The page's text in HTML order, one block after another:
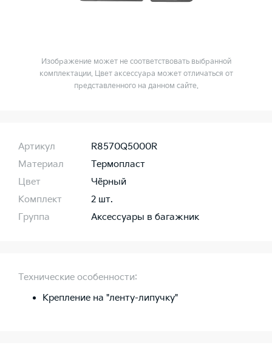
Изображение может не соответствовать выбранной
комплектации. Цвет аксессуара может отличаться от
представленного на данном сайте.
Артикул
R8570Q5000R
Материал
Термопласт
Цвет
Чёрный
Комплект
2 шт.
Группа
Аксессуары в багажник
Технические особенности:
Крепление на "ленту-липучку"